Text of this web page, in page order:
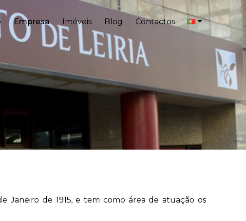
Empresa Imóveis Blog Contactos
Janeiro de 1915, e tem como área de atuação os